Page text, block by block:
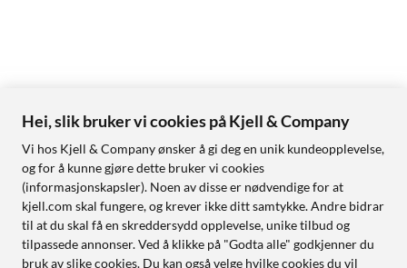
Hei, slik bruker vi cookies på Kjell & Company
Vi hos Kjell & Company ønsker å gi deg en unik kundeopplevelse,
og for å kunne gjøre dette bruker vi cookies
(informasjonskapsler). Noen av disse er nødvendige for at
kjell.com skal fungere, og krever ikke ditt samtykke. Andre bidrar
til at du skal få en skreddersydd opplevelse, unike tilbud og
tilpassede annonser. Ved å klikke på "Godta alle" godkjenner du
bruk av slike cookies. Du kan også velge hvilke cookies du vil